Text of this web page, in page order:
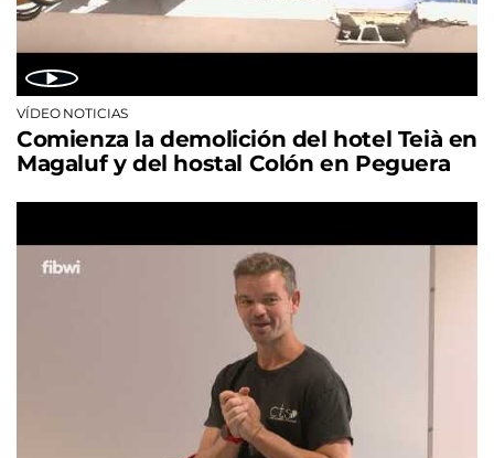
VÍDEO NOTICIAS
Comienza la demolición del hotel Teià en
Magaluf y del hostal Colón en Peguera